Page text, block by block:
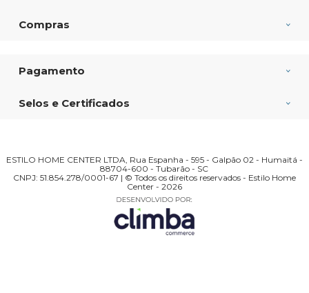
Compras
Pagamento
Selos e Certificados
ESTILO HOME CENTER LTDA, Rua Espanha - 595 - Galpão 02 - Humaitá -
88704-600 - Tubarão - SC
CNPJ: 51.854.278/0001-67 | © Todos os direitos reservados - Estilo Home
Center - 2026